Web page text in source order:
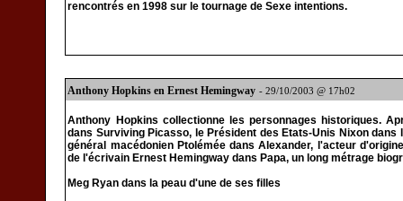
rencontrés en 1998 sur le tournage de Sexe intentions.
Anthony Hopkins en Ernest Hemingway - 29/10/2003 @ 17h02
Anthony Hopkins collectionne les personnages historiques.
dans Surviving Picasso, le Président des Etats-Unis Nixon
général macédonien Ptolémée dans Alexander, l'acteur
de l'écrivain Ernest Hemingway dans Papa, un long métrage
Meg Ryan dans la peau d'une de ses filles